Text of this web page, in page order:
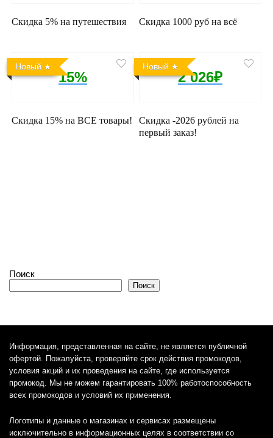
Скидка 5% на путешествия Скидка 1000 руб на всё
Новый
15%
Скидка 15% на ВСЕ товары!
Новый
2 026₽
Скидка -2026 рублей на
первый заказ!
Поиск
Поиск
Информация, представленная на сайте, не является публичной
офертой. Пожалуйста, проверяйте срок действия промокодов,
условия акций и их проведения на сайте, где используется
промокод. Мы не можем гарантировать 100% работоспособность
всех промокодов и условий их применения.
Логотипы и данные о магазинах и сервисах размещены
исключительно в информационных целях в соответствии со